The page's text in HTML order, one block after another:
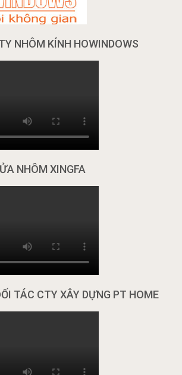
NHÔM KÍNH HOWINDOWS
NHÔM XINGFA
TÁC CTY XÂY DỰNG PT HOME